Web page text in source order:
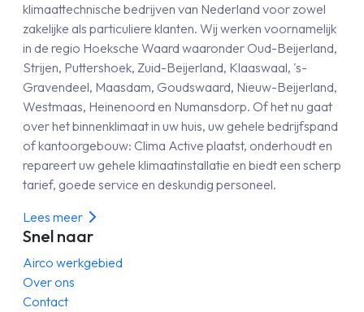
klimaattechnische bedrijven van Nederland voor zowel
zakelijke als particuliere klanten. Wij werken voornamelijk
in de regio Hoeksche Waard waaronder Oud-Beijerland,
Strijen, Puttershoek, Zuid-Beijerland, Klaaswaal, 's-
Gravendeel, Maasdam, Goudswaard, Nieuw-Beijerland,
Westmaas, Heinenoord en Numansdorp. Of het nu gaat
over het binnenklimaat in uw huis, uw gehele bedrijfspand
of kantoorgebouw: Clima Active plaatst, onderhoudt en
repareert uw gehele klimaatinstallatie en biedt een scherp
tarief, goede service en deskundig personeel.
Lees meer
Snel naar
Airco werkgebied
Over ons
Contact